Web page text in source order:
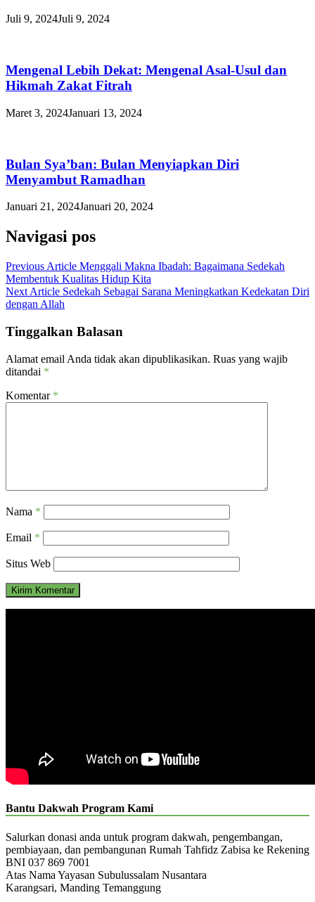
Juli 9, 2024Juli 9, 2024
Mengenal Lebih Dekat: Mengenal Asal-Usul dan
Hikmah Zakat Fitrah
Maret 3, 2024Januari 13, 2024
Bulan Sya’ban: Bulan Menyiapkan Diri
Menyambut Ramadhan
Januari 21, 2024Januari 20, 2024
Navigasi pos
Previous Article Menggali Makna Ibadah: Bagaimana Sedekah
Membentuk Kualitas Hidup Kita
Next Article Sedekah Sebagai Sarana Meningkatkan Kedekatan Diri
dengan Allah
Tinggalkan Balasan
Alamat email Anda tidak akan dipublikasikan. Ruas yang wajib
ditandai *
Komentar *
Nama *
Email *
Situs Web
Bantu Dakwah Program Kami
Salurkan donasi anda untuk program dakwah, pengembangan,
pembiayaan, dan pembangunan Rumah Tahfidz Zabisa ke Rekening
BNI 037 869 7001
Atas Nama Yayasan Subulussalam Nusantara
Karangsari, Manding Temanggung